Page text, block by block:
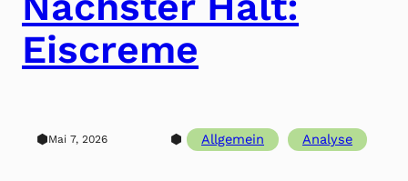
Eiscreme
⬢Mai 7, 2026 ⬢ Allgemein Analyse